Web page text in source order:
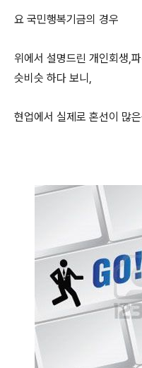
요 국민행복기금의 경우
위에서 설명드린 개인회생,
슷비슷 하다 보니,
현업에서 실제로 혼선이 많